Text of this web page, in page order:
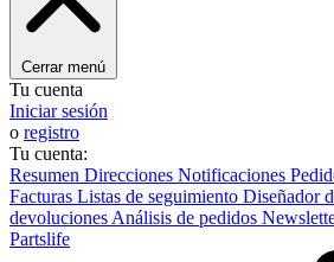
Cerrar menú
Tu cuenta
Iniciar sesión
o registro
Tu cuenta:
Resumen Direcciones Notificaciones
Facturas Listas de seguimiento Diseñador
devoluciones Análisis de pedidos
Partslife